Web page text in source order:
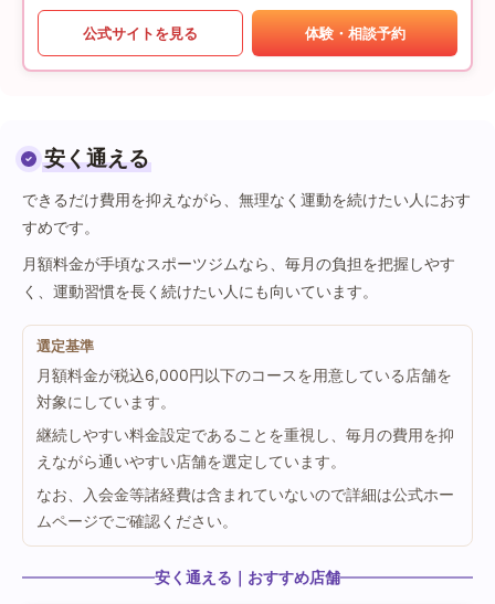
公式サイトを見る 体験・相談予約
安く通える
できるだけ費用を抑えながら、無理なく運動を続けたい人におす
すめです。
月額料金が手頃なスポーツジムなら、毎月の負担を把握しやす
く、運動習慣を長く続けたい人にも向いています。
選定基準
月額料金が税込6,000円以下のコースを用意している店舗を
対象にしています。
継続しやすい料金設定であることを重視し、毎月の費用を抑
えながら通いやすい店舗を選定しています。
なお、入会金等諸経費は含まれていないので詳細は公式ホー
ムページでご確認ください。
安く通える｜おすすめ店舗